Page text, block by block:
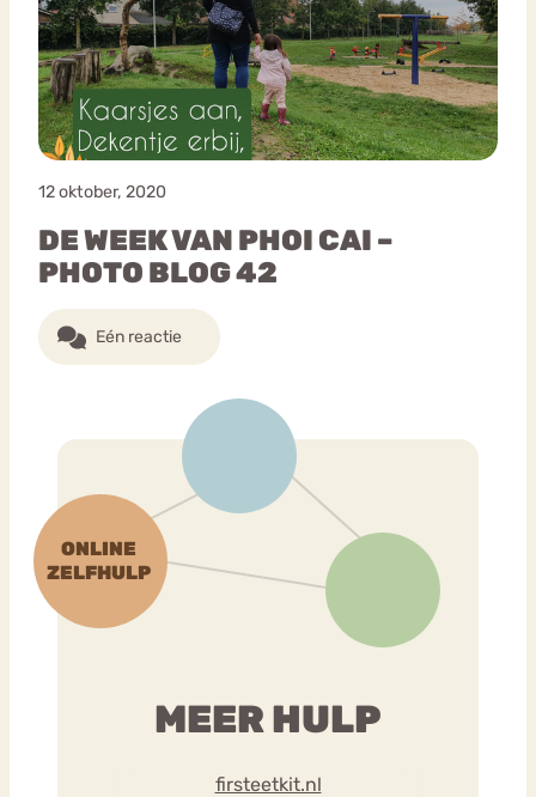
12 oktober, 2020
DE WEEK VAN PHOI CAI –
PHOTO BLOG 42
Eén reactie
MEER HULP
firsteetkit.nl
Chat
Forum
Bouli
mia
Nerv
osa
Eetstoornis Anorexia Nervosa
Orthorexia
Afvallen Angst